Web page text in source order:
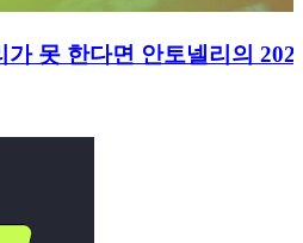
못 한다면 안토넬리의